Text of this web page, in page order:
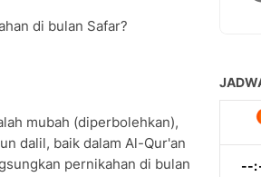
di bulan Safar?
mubah (diperbolehkan),
dalil, baik dalam Al-Qur'an
pernikahan di bulan